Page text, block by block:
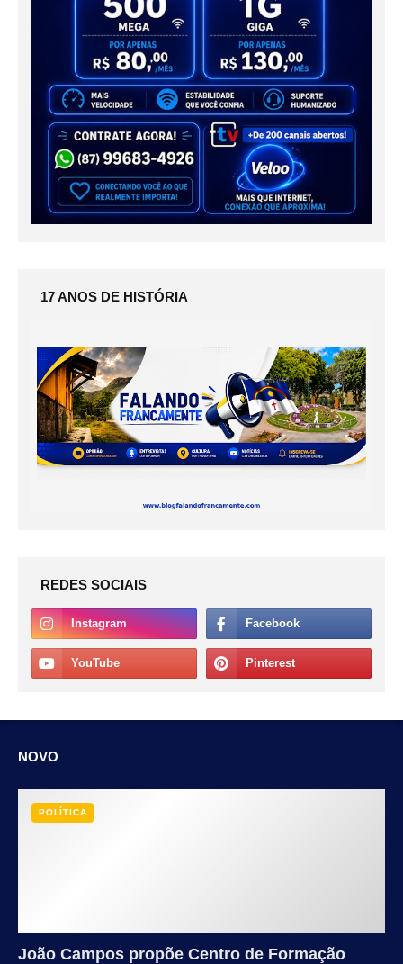
17 ANOS DE HISTÓRIA
REDES SOCIAIS
NOVO
POLÍTICA
João Campos propõe Centro de Formação